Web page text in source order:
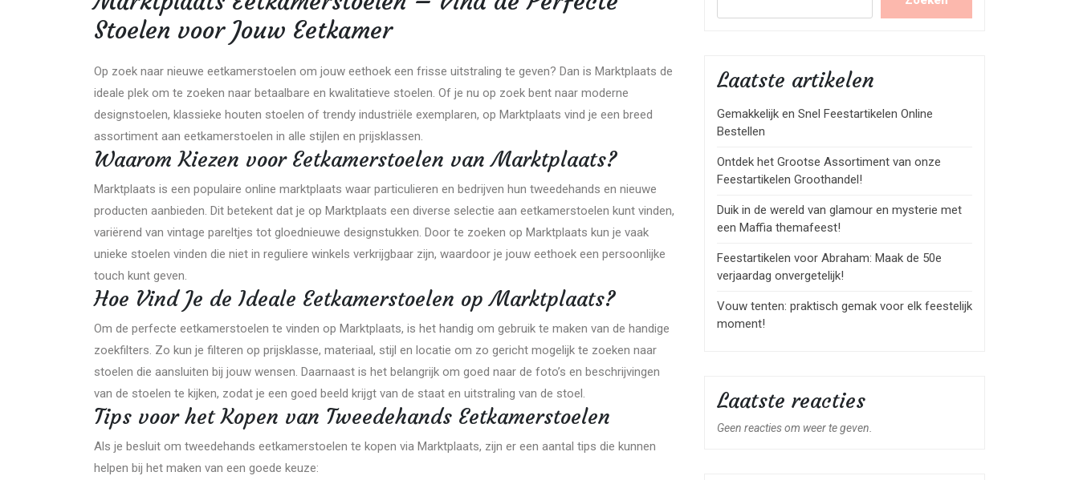
Stoelen voor Jouw Eetkamer
Op zoek naar nieuwe eetkamerstoelen om jouw eethoek een frisse uitstraling te geven? Dan is Marktplaats de
ideale plek om te zoeken naar betaalbare en kwalitatieve stoelen. Of je nu op zoek bent naar moderne
designstoelen, klassieke houten stoelen of trendy industriële exemplaren, op Marktplaats vind je een breed
assortiment aan eetkamerstoelen in alle stijlen en prijsklassen.
Waarom Kiezen voor Eetkamerstoelen van Marktplaats?
Marktplaats is een populaire online marktplaats waar particulieren en bedrijven hun tweedehands en nieuwe
producten aanbieden. Dit betekent dat je op Marktplaats een diverse selectie aan eetkamerstoelen kunt vinden,
variërend van vintage pareltjes tot gloednieuwe designstukken. Door te zoeken op Marktplaats kun je vaak
unieke stoelen vinden die niet in reguliere winkels verkrijgbaar zijn, waardoor je jouw eethoek een persoonlijke
touch kunt geven.
Hoe Vind Je de Ideale Eetkamerstoelen op Marktplaats?
Om de perfecte eetkamerstoelen te vinden op Marktplaats, is het handig om gebruik te maken van de handige
zoekfilters. Zo kun je filteren op prijsklasse, materiaal, stijl en locatie om zo gericht mogelijk te zoeken naar
stoelen die aansluiten bij jouw wensen. Daarnaast is het belangrijk om goed naar de foto’s en beschrijvingen
van de stoelen te kijken, zodat je een goed beeld krijgt van de staat en uitstraling van de stoel.
Tips voor het Kopen van Tweedehands Eetkamerstoelen
Als je besluit om tweedehands eetkamerstoelen te kopen via Marktplaats, zijn er een aantal tips die kunnen
helpen bij het maken van een goede keuze:
Laatste artikelen
Gemakkelijk en Snel Feestartikelen Online
Bestellen
Ontdek het Grootse Assortiment van onze
Feestartikelen Groothandel!
Duik in de wereld van glamour en mysterie met
een Maffia themafeest!
Feestartikelen voor Abraham: Maak de 50e
verjaardag onvergetelijk!
Vouw tenten: praktisch gemak voor elk feestelijk
moment!
Laatste reacties
Geen reacties om weer te geven.